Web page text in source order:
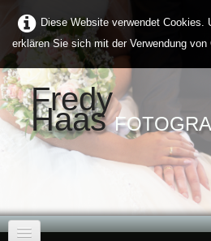
Diese Website verwendet Cookies.
erklären Sie sich mit der Verwendung
Fredy
Haas